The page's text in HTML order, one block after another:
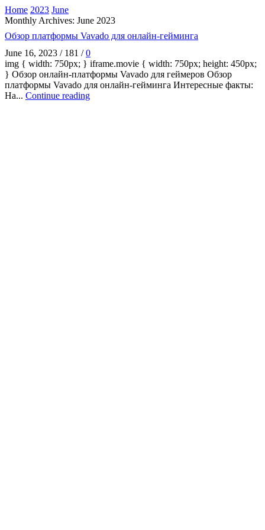
Home 2023 June
Monthly Archives: June 2023
Обзор платформы Vavado для онлайн-гейминга
June 16, 2023 / 181 / 0
img { width: 750px; } iframe.movie { width: 750px; height: 450px;
} Обзор онлайн-платформы Vavado для геймеров Обзор
платформы Vavado для онлайн-гейминга Интересные факты:
На... Continue reading